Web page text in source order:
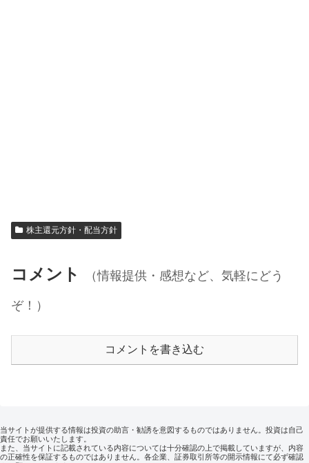
株主還元方針・配当方針
コメント
（情報提供・感想など、気軽にどう
ぞ！）
コメントを書き込む
当サイトが提供する情報は投資の助言・勧誘を意図するものではありません。投資は自己
責任でお願いいたします。
また、当サイトに記載されている内容については十分確認の上で掲載していますが、内容
の正確性を保証するものではありません。各企業、証券取引所等の開示情報にて必ず確認